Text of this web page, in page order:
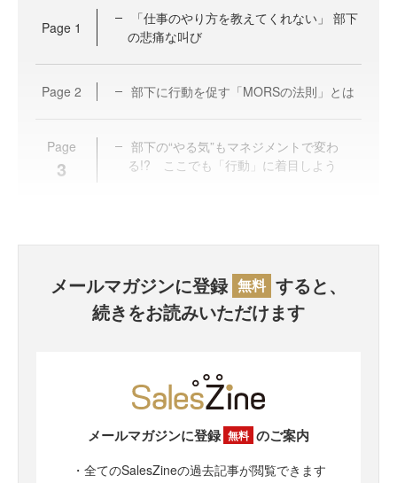
Page 1
「仕事のやり方を教えてくれない」 部下
の悲痛な叫び
Page 2 部下に行動を促す「MORSの法則」とは
Page
3
部下の“やる気”もマネジメントで変わ
る!? ここでも「行動」に着目しよう
メールマガジンに登録 無料 すると、
続きをお読みいただけます
メールマガジンに登録 無料 のご案内
・全てのSalesZineの過去記事が閲覧できます